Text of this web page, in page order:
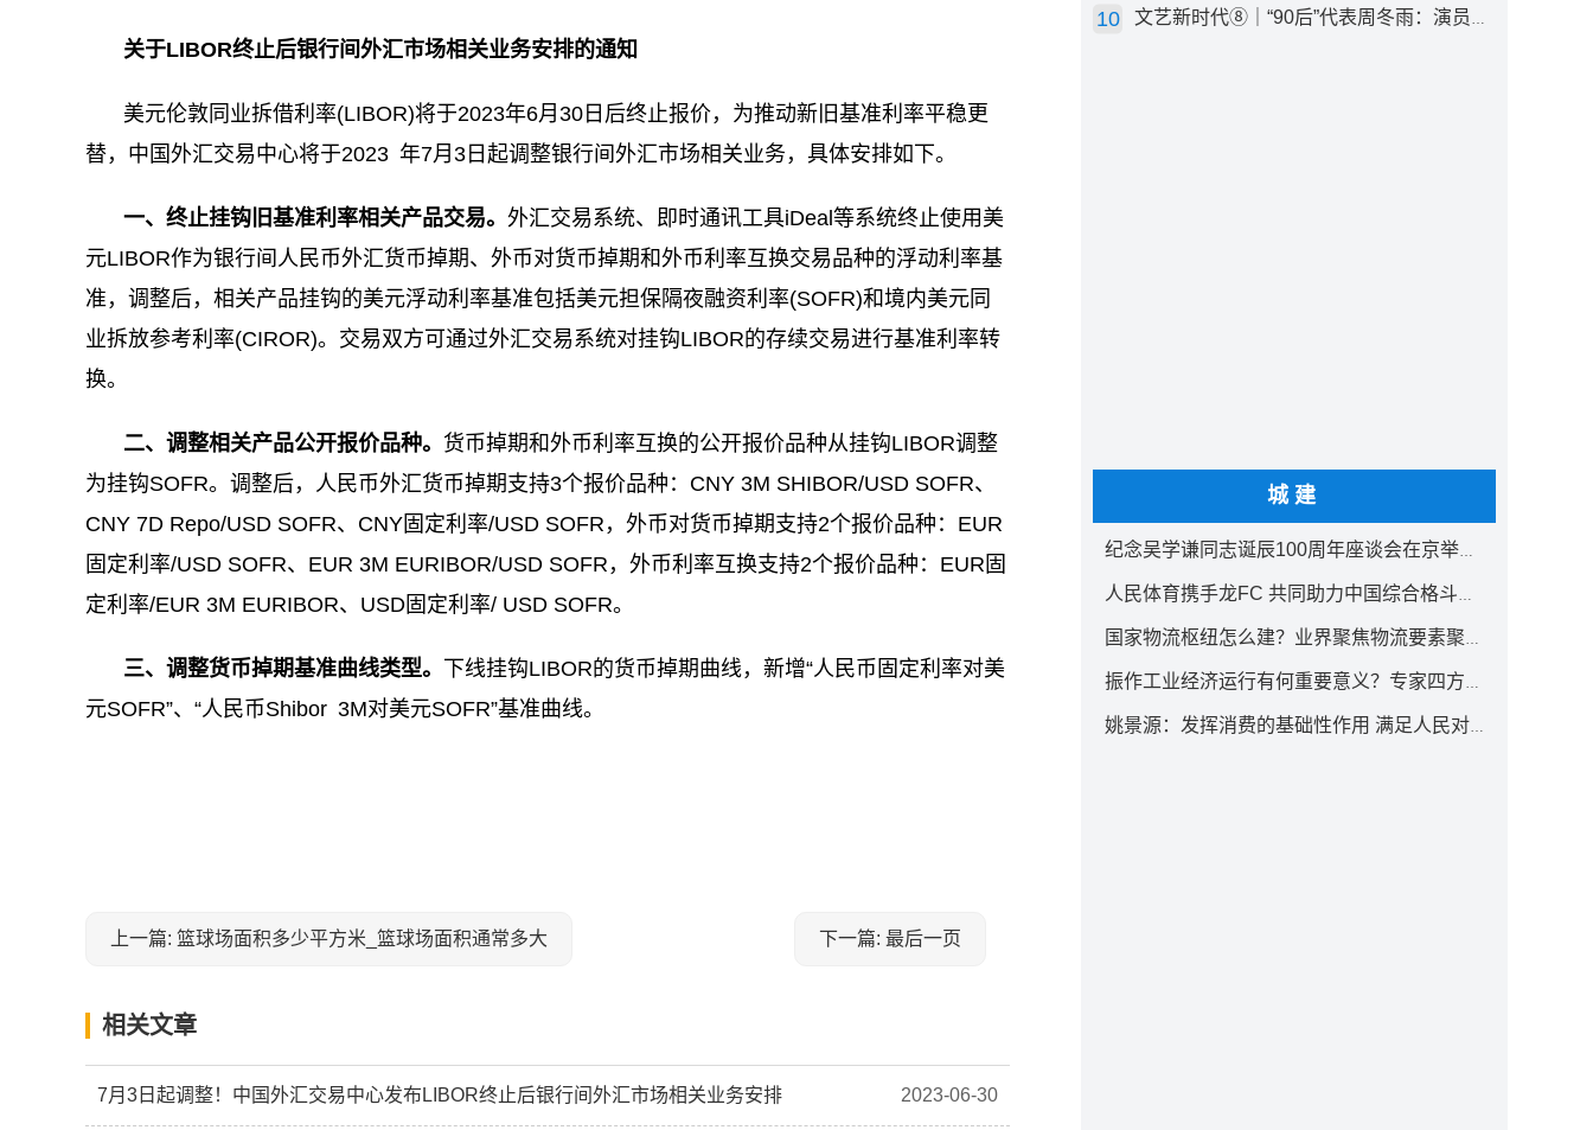
关于LIBOR终止后银行间外汇市场相关业务安排的通知
美元伦敦同业拆借利率(LIBOR)将于2023年6月30日后终止报价，为推动新旧基准利率平稳更
替，中国外汇交易中心将于2023 年7月3日起调整银行间外汇市场相关业务，具体安排如下。
一、终止挂钩旧基准利率相关产品交易。 外汇交易系统、即时通讯工具iDeal等系统终止使用美
元LIBOR作为银行间人民币外汇货币掉期、外币对货币掉期和外币利率互换交易品种的浮动利率基
准，调整后，相关产品挂钩的美元浮动利率基准包括美元担保隔夜融资利率(SOFR)和境内美元同
业拆放参考利率(CIROR)。交易双方可通过外汇交易系统对挂钩LIBOR的存续交易进行基准利率转
换。
二、调整相关产品公开报价品种。 货币掉期和外币利率互换的公开报价品种从挂钩LIBOR调整
为挂钩SOFR。调整后，人民币外汇货币掉期支持3个报价品种：CNY 3M SHIBOR/USD SOFR、
CNY 7D Repo/USD SOFR、CNY固定利率/USD SOFR，外币对货币掉期支持2个报价品种：EUR
固定利率/USD SOFR、EUR 3M EURIBOR/USD SOFR，外币利率互换支持2个报价品种：EUR固
定利率/EUR 3M EURIBOR、USD固定利率/ USD SOFR。
三、调整货币掉期基准曲线类型。
下线挂钩LIBOR的货币掉期曲线，新增“人民币固定利率对美
元SOFR”、“人民币Shibor 3M对美元SOFR”基准曲线。
上一篇: 篮球场面积多少平方米_篮球场面积通常多大 下一篇: 最后一页
相关文章
7月3日起调整！中国外汇交易中心发布LIBOR终止后银行间外汇市场相关业务安排 2023-06-30
文艺新时代⑧｜“90后”代表周冬雨：演员心里有底，得靠体验生活
城建
纪念吴学谦同志诞辰100周年座谈会在京举行 汪洋出席
人民体育携手龙FC 共同助力中国综合格斗事业发展
国家物流枢纽怎么建？业界聚焦物流要素聚集方式创新
振作工业经济运行有何重要意义？专家四方面权威解读
姚景源：发挥消费的基础性作用 满足人民对美好生活向往